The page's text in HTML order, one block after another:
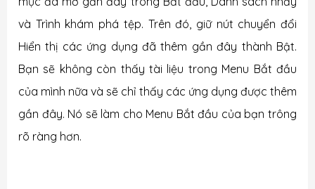
và Trình khám phá tệp. Trên đó, giữ nút chuyển đổi
Hiển thị các ứng dụng đã thêm gần đây thành Bật.
Bạn sẽ không còn thấy tài liệu trong Menu Bắt đầu
của mình nữa và sẽ chỉ thấy các ứng dụng được thêm
gần đây. Nó sẽ làm cho Menu Bắt đầu của bạn trông
rõ ràng hơn.